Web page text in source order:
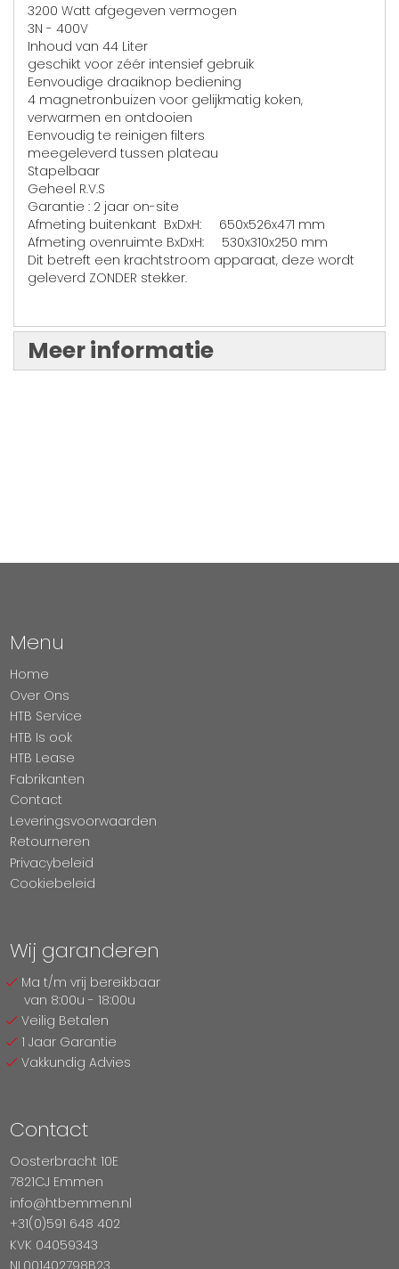
3200 Watt afgegeven vermogen
3N - 400V
Inhoud van 44 Liter
geschikt voor zéér intensief gebruik
Eenvoudige draaiknop bediening
4 magnetronbuizen voor gelijkmatig koken,
verwarmen en ontdooien
Eenvoudig te reinigen filters
meegeleverd tussen plateau
Stapelbaar
Geheel R.V.S
Garantie : 2 jaar on-site
Afmeting buitenkant BxDxH: 650x526x471 mm
Afmeting ovenruimte BxDxH: 530x310x250 mm
Dit betreft een krachtstroom apparaat, deze wordt
geleverd ZONDER stekker.
Meer informatie
Menu
Home
Over Ons
HTB Service
HTB Is ook
HTB Lease
Fabrikanten
Contact
Leveringsvoorwaarden
Retourneren
Privacybeleid
Cookiebeleid
Wij garanderen
Ma t/m vrij bereikbaar
van 8:00u - 18:00u
Veilig Betalen
1 Jaar Garantie
Vakkundig Advies
Contact
Oosterbracht 10E
7821CJ Emmen
info@htbemmen.nl
+31(0)591 648 402
KVK 04059343
NL001402798B23